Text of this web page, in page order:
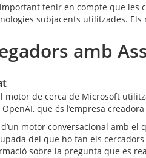
tenir en compte que les
subjacents utilitzades.
amb
motor de cerca de Microsoft
que és l’empresa creadora
motor conversacional amb
del que ho fan els
sobre la pregunta que es